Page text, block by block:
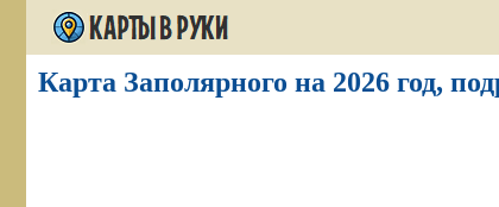
Карта Заполярного на 2026 год,